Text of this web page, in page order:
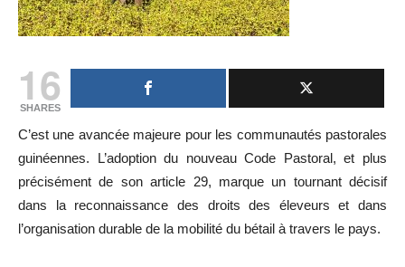
16
SHARES
C’est une avancée majeure pour les communautés pastorales
guinéennes. L’adoption du nouveau Code Pastoral, et plus
précisément de son article 29, marque un tournant décisif
dans la reconnaissance des droits des éleveurs et dans
l’organisation durable de la mobilité du bétail à travers le pays.